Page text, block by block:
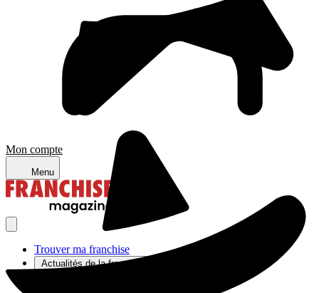
Mon compte
Menu
Trouver ma franchise
Actualités de la franchise